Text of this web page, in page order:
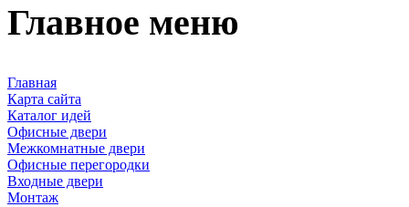
Главное меню
Главная
Карта сайта
Каталог идей
Офисные двери
Межкомнатные двери
Офисные перегородки
Входные двери
Монтаж